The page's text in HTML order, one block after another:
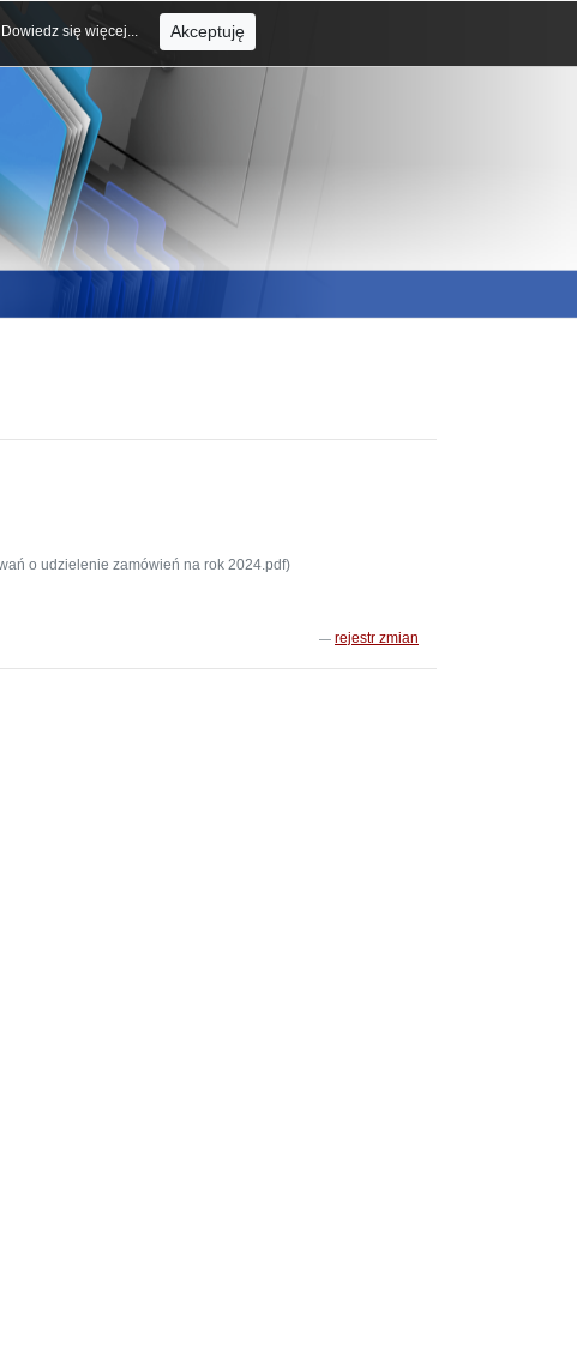
o udzielenie zamówień na rok 2024.pdf)
rejestr zmian
Dowiedz się więcej... Akceptuję